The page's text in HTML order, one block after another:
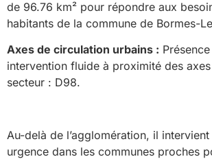
de 96.76 km² pour répondre aux
habitants de la commune de Bormes-
Axes de circulation urbains :
intervention fluide à proximité des
secteur : D98.
Au-delà de l’agglomération, il
urgence dans les communes proches